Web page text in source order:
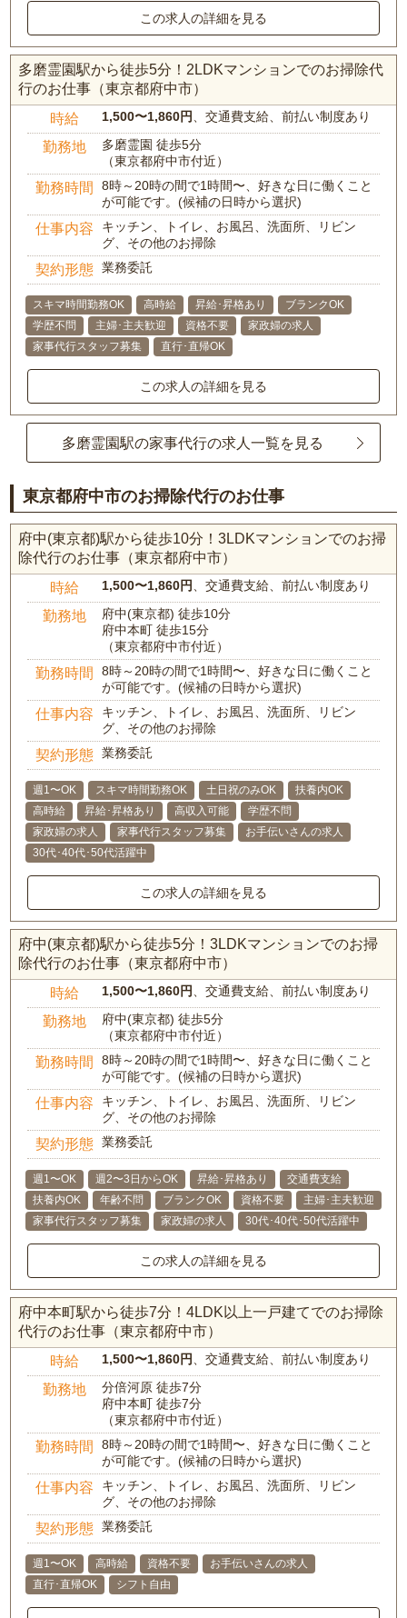
この求人の詳細を見る
多磨霊園駅から徒歩5分！2LDKマンションでのお掃除代
行のお仕事（東京都府中市）
時給 1,500〜1,860円、交通費支給、前払い制度あり
勤務地
多磨霊園 徒歩5分
（東京都府中市付近）
勤務時間
8時～20時の間で1時間〜、好きな日に働くこと
が可能です。(候補の日時から選択)
仕事内容
キッチン、トイレ、お風呂、洗面所、リビン
グ、その他のお掃除
契約形態 業務委託
スキマ時間勤務OK 高時給 昇給･昇格あり
ブランクOK
学歴不問
主婦･主夫歓迎 資格不要
家政婦の求人
家事代行スタッフ募集
直行･直帰OK
この求人の詳細を見る
多磨霊園駅の家事代行の求人一覧を見る
東京都府中市のお掃除代行のお仕事
府中(東京都)駅から徒歩10分！3LDKマンションでのお掃
除代行のお仕事（東京都府中市）
時給 1,500〜1,860円 、交通費支給、前払い制度あり
勤務地
府中(東京都) 徒歩10分
府中本町 徒歩15分
（東京都府中市付近）
勤務時間
8時～20時の間で1時間〜、好きな日に働くこと
が可能です。(候補の日時から選択)
仕事内容
キッチン、トイレ、お風呂、洗面所、リビン
グ、その他のお掃除
契約形態 業務委託
週1〜OK スキマ時間勤務OK 土日祝のみOK
扶養内OK
高時給
昇給･昇格あり 高収入可能
学歴不問
家政婦の求人
家事代行スタッフ募集
お手伝いさんの求人
30代･40代･50代活躍中
この求人の詳細を見る
府中(東京都)駅から徒歩5分！3LDKマンションでのお掃
除代行のお仕事（東京都府中市）
時給 1,500〜1,860円 、交通費支給、前払い制度あり
勤務地
府中(東京都) 徒歩5分
（東京都府中市付近）
勤務時間
8時～20時の間で1時間〜、好きな日に働くこと
が可能です。(候補の日時から選択)
仕事内容
キッチン、トイレ、お風呂、洗面所、リビン
グ、その他のお掃除
契約形態 業務委託
週1〜OK 週2〜3日からOK 昇給･昇格あり
交通費支給
扶養内OK
年齢不問 ブランクOK 資格不要
主婦･主夫歓迎
家事代行スタッフ募集
家政婦の求人 30代･40代･50代活躍中
この求人の詳細を見る
府中本町駅から徒歩7分！4LDK以上一戸建てでのお掃除
代行のお仕事（東京都府中市）
時給 1,500〜1,860円 、交通費支給、前払い制度あり
勤務地
分倍河原 徒歩7分
府中本町 徒歩7分
（東京都府中市付近）
勤務時間
8時～20時の間で1時間〜、好きな日に働くこと
が可能です。(候補の日時から選択)
仕事内容
キッチン、トイレ、お風呂、洗面所、リビン
グ、その他のお掃除
契約形態 業務委託
週1〜OK 高時給 資格不要
お手伝いさんの求人
直行･直帰OK
シフト自由